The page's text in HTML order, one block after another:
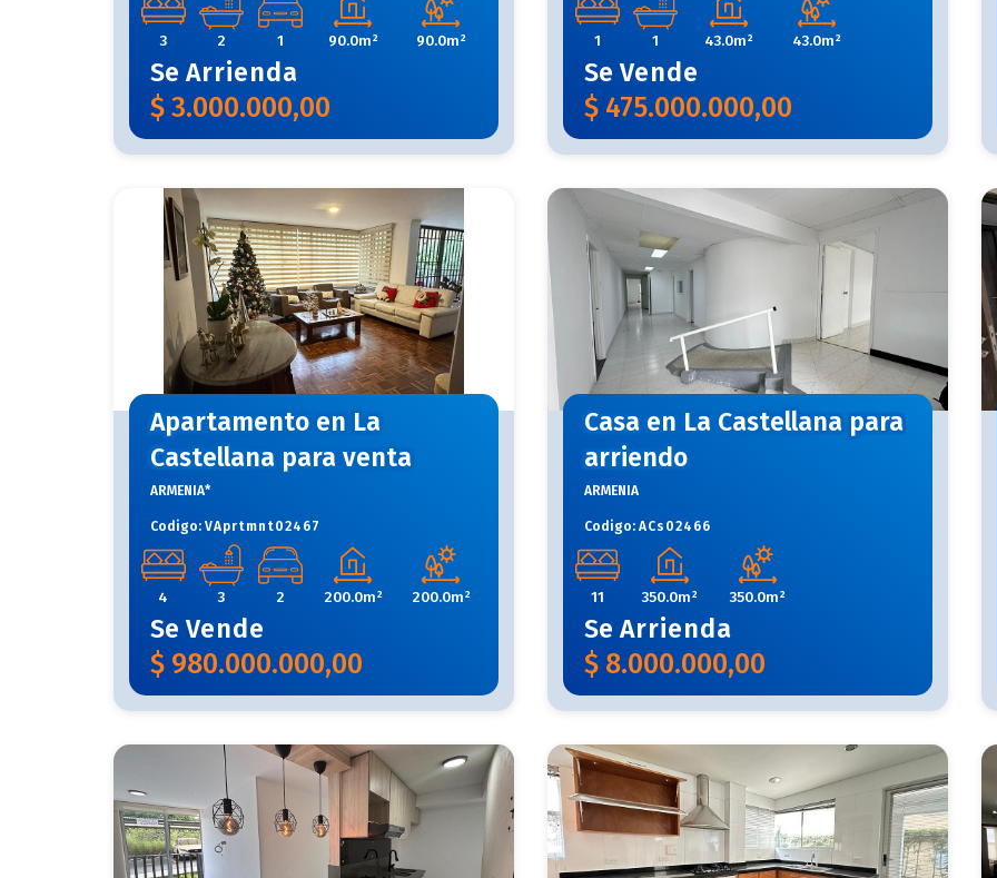
3 2 1 90.0m² 90.0m²
SeArrienda
$3.000.000,00
1 1 43.0m² 43.0m²
SeVende
$ 475.000.000,00
Apartamento en La
Castellana para venta
ARMENIA*
Codigo:VAprtmnt02467
4 3 2 200.0m² 200.0m²
SeVende
$ 980.000.000,00
Casa en La Castellana para
arriendo
ARMENIA
Codigo:ACs02466
11 350.0m² 350.0m²
SeArrienda
$ 8.000.000,00